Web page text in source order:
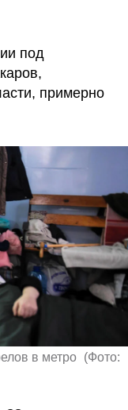
под
примерно
в метро (Фото: